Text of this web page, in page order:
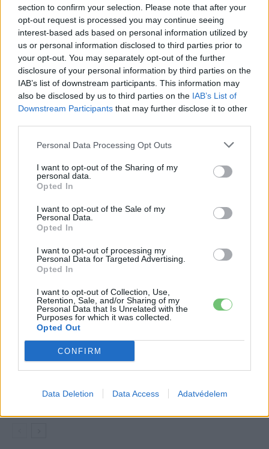
section to confirm your selection. Please note that after your
opt-out request is processed you may continue seeing
interest-based ads based on personal information utilized by
us or personal information disclosed to third parties prior to
your opt-out. You may separately opt-out of the further
disclosure of your personal information by third parties on the
IAB’s list of downstream participants. This information may
also be disclosed by us to third parties on the IAB’s List of
Downstream Participants that may further disclose it to other
Personal Data Processing Opt Outs
I want to opt-out of the Sharing of my
personal data.
Opted In
I want to opt-out of the Sale of my
Personal Data.
Opted In
I want to opt-out of processing my
Personal Data for Targeted Advertising.
Opted In
I want to opt-out of Collection, Use,
Retention, Sale, and/or Sharing of my
Personal Data that Is Unrelated with the
Purposes for which it was collected.
Opted Out
CONFIRM
Data Deletion Data Access Adatvédelem
Eriqo
kütyü és immár e-autó rajongó!
KAPCSOLÓDÓ CIKKEK
München csak most érte utol
autó
8500-an rendeltek vakon egy autót,
amit nem láttak — megkezdődött a
Škoda Peaq gyártása
Elektromos
97,6 százalékon áll Norvégia
villanyautó-aránya – közben
átrendeződött a márkák sorrendje